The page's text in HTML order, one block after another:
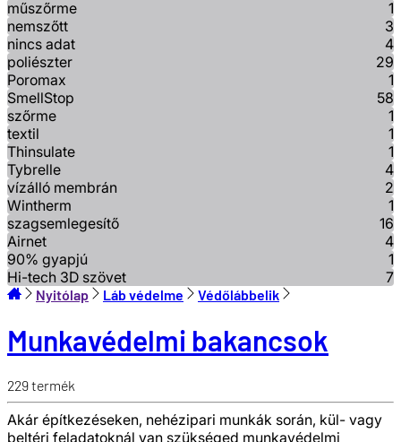
műszőrme
1
nemszőtt
3
nincs adat
4
poliészter
29
Poromax
1
SmellStop
58
szőrme
1
textil
1
Thinsulate
1
Tybrelle
4
vízálló membrán
2
Wintherm
1
szagsemlegesítő
16
Airnet
4
90% gyapjú
1
Hi-tech 3D szövet
7
Nyitólap Láb védelme Védőlábbelik
Munkavédelmi bakancsok
229termék
Akár építkezéseken, nehézipari munkák során, kül- vagy
beltéri feladatoknál van szükséged munkavédelmi